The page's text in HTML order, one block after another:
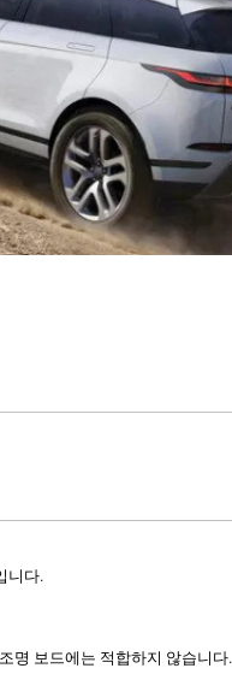
니다.
명 보드에는 적합하지 않습니다.